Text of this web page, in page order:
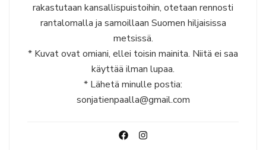
rakastutaan kansallispuistoihin, otetaan rennosti
rantalomalla ja samoillaan Suomen hiljaisissa
metsissä.
* Kuvat ovat omiani, ellei toisin mainita. Niitä ei saa
käyttää ilman lupaa.
* Lähetä minulle postia:
sonjatienpaalla@gmail.com